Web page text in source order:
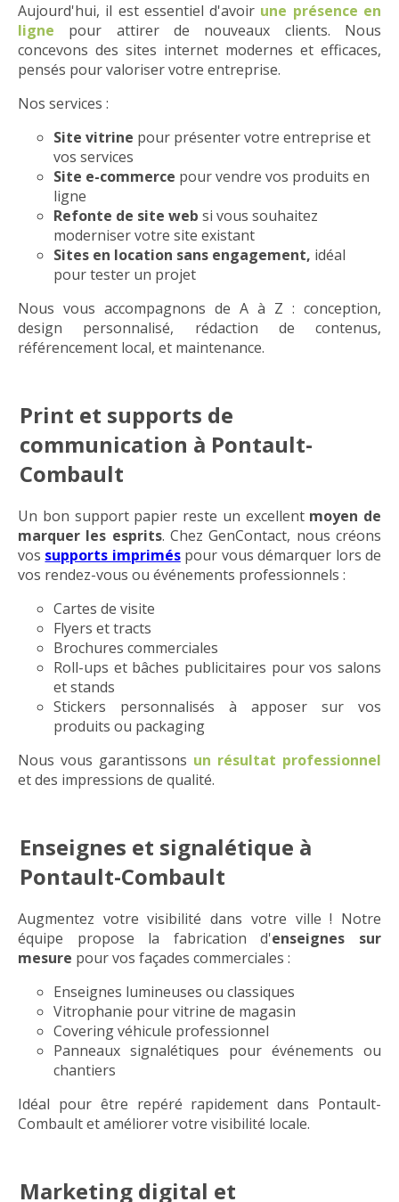
Aujourd'hui, il est essentiel d'avoir une présence en
ligne pour attirer de nouveaux clients. Nous
concevons des sites internet modernes et efficaces,
pensés pour valoriser votre entreprise.
Nos services :
Site vitrine pour présenter votre entreprise et
vos services
Site e-commerce pour vendre vos produits en
ligne
Refonte de site web si vous souhaitez
moderniser votre site existant
Sites en location sans engagement, idéal
pour tester un projet
Nous vous accompagnons de A à Z : conception,
design personnalisé, rédaction de contenus,
référencement local, et maintenance.
Print et supports de
communication à Pontault-
Combault
Un bon support papier reste un excellent moyen de
marquer les esprits. Chez GenContact, nous créons
vos supports impriméspour vous démarquer lors de
vos rendez-vous ou événements professionnels :
Cartes de visite
Flyers et tracts
Brochures commerciales
Roll-ups et bâches publicitaires pour vos salons
et stands
Stickers personnalisés à apposer sur vos
produits ou packaging
Nous vous garantissons un résultat professionnel
et des impressions de qualité.
Enseignes et signalétique à
Pontault-Combault
Augmentez votre visibilité dans votre ville ! Notre
équipe propose la fabrication d'enseignes sur
mesure pour vos façades commerciales :
Enseignes lumineuses ou classiques
Vitrophanie pour vitrine de magasin
Covering véhicule professionnel
Panneaux signalétiques pour événements ou
chantiers
Idéal pour être repéré rapidement dans Pontault-
Combault et améliorer votre visibilité locale.
Marketing digital et